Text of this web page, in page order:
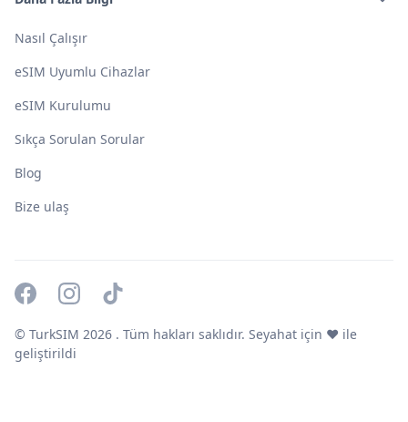
Nasıl Çalışır
eSIM Uyumlu Cihazlar
eSIM Kurulumu
Sıkça Sorulan Sorular
Blog
Bize ulaş
© TurkSIM 2026 . Tüm hakları saklıdır. Seyahat için ❤️ ile
geliştirildi